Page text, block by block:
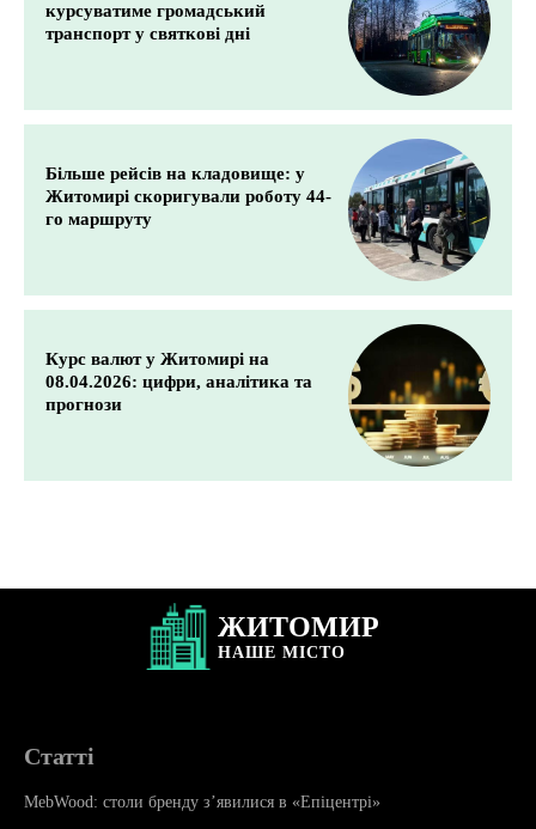
курсуватиме громадський
транспорт у святкові дні
Більше рейсів на кладовище: у
Житомирі скоригували роботу 44-
го маршруту
Курс валют у Житомирі на
08.04.2026: цифри, аналітика та
прогнози
ЖИТОМИР
НАШЕ МІСТО
Статті
MebWood: столи бренду з’явилися в «Епіцентрі»